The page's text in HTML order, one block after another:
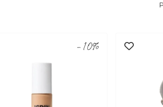
-10%